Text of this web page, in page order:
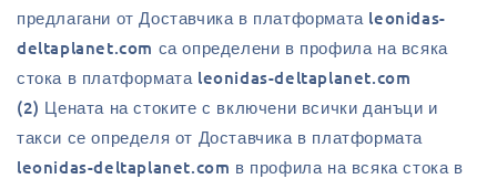
предлагани от Доставчика в платформата leonidas-
deltaplanet.com са определени в профила на всяка
стока в платформата leonidas-deltaplanet.com
(2) Цената на стоките с включени всички данъци и
такси се определя от Доставчика в платформата
leonidas-deltaplanet.com в профила на всяка стока в